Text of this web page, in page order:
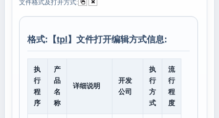
文件格式及打开方式:
格式:【tpl 】文件打开编辑方式信息:
执
行
程
序
产
品
名
称
详细说明
开发
公司
执
行
方
式
流
行
程
度